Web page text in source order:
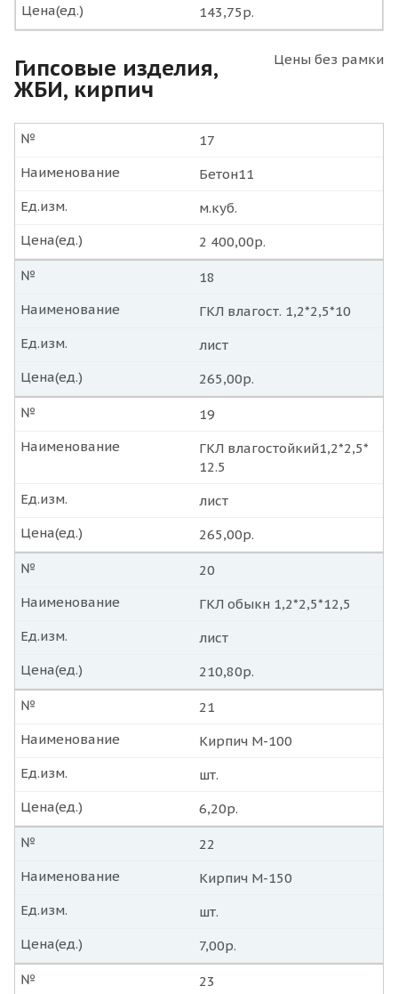
143,75р.
Цена(ед.)
Цены без рамки
Гипсовые изделия,
ЖБИ, кирпич
17
№
Бетон11
Наименование
м.куб.
Ед.изм.
2 400,00р.
Цена(ед.)
18
№
ГКЛ влагост. 1,2*2,5*10
Наименование
лист
Ед.изм.
265,00р.
Цена(ед.)
19
№
ГКЛ влагостойкий1,2*2,5*
12.5
Наименование
лист
Ед.изм.
265,00р.
Цена(ед.)
20
№
ГКЛ обыкн 1,2*2,5*12,5
Наименование
лист
Ед.изм.
210,80р.
Цена(ед.)
21
№
Кирпич М-100
Наименование
шт.
Ед.изм.
6,20р.
Цена(ед.)
22
№
Кирпич М-150
Наименование
шт.
Ед.изм.
7,00р.
Цена(ед.)
23
№